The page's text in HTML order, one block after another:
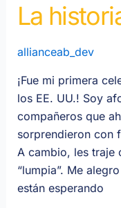
La
allianceab_dev
¡Fue mi primera
los EE. UU.! Soy
compañeros que
sorprendieron con
A cambio, les traje
“lumpia”. Me
están esperando
de
Maria